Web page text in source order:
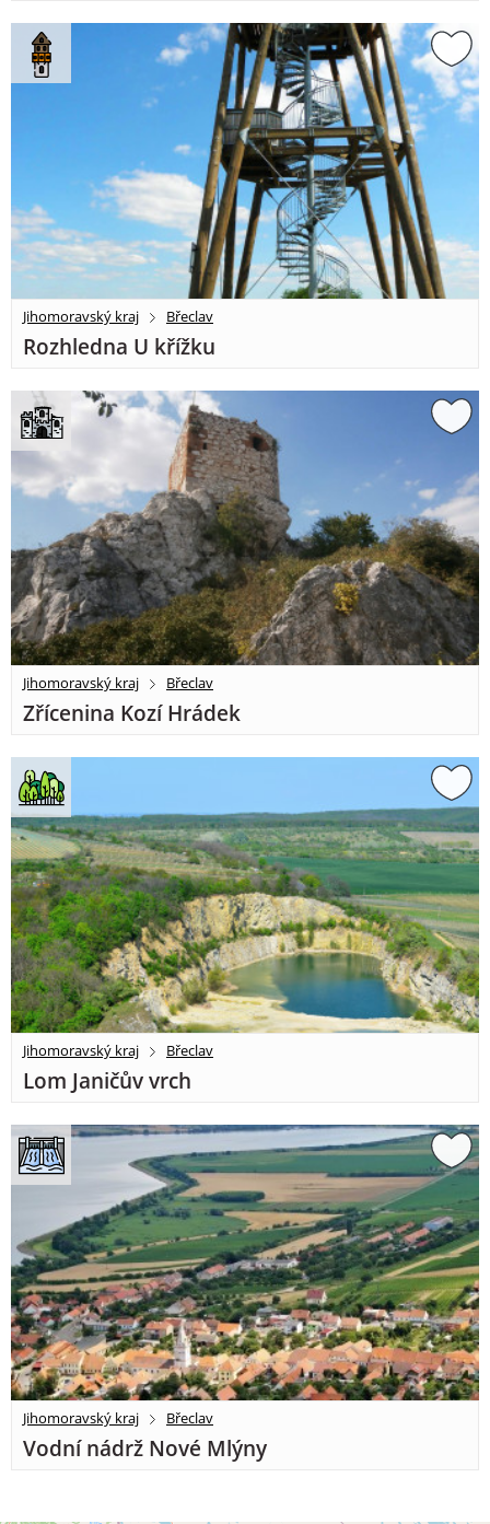
Jihomoravský kraj Břeclav
Rozhledna U křížku
Jihomoravský kraj Břeclav
Zřícenina Kozí Hrádek
Jihomoravský kraj Břeclav
Lom Janičův vrch
Jihomoravský kraj Břeclav
Vodní nádrž Nové Mlýny